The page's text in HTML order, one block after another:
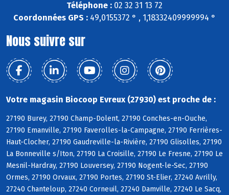
Téléphone : 02 32 31 13 72
Coordonnées GPS : 49,0155372 ° , 1,18332409999994 °
Nous suivre sur
Votre magasin Biocoop Evreux (27930) est proche de :
27190 Burey, 27190 Champ-Dolent, 27190 Conches-en-Ouche,
27190 Emanville, 27190 Faverolles-la-Campagne, 27190 Ferrières-
Haut-Clocher, 27190 Gaudreville-la-Rivière, 27190 Glisolles, 27190
La Bonneville s/Iton, 27190 La Croisille, 27190 Le Fresne, 27190 Le
Mesnil-Hardray, 27190 Louversey, 27190 Nogent-le-Sec, 27190
Ormes, 27190 Orvaux, 27190 Portes, 27190 St-Elier, 27240 Avrilly,
27240 Chanteloup, 27240 Corneuil, 27240 Damville, 27240 Le Sacq,